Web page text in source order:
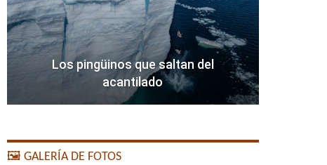
Los pingüinos que saltan del
acantilado
🖼️ GALERÍA DE FOTOS